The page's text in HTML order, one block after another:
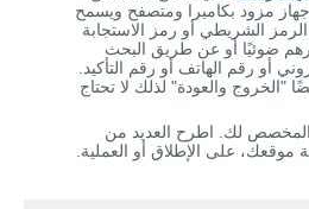
جهاز مزود بكاميرا ومتصفح ويسمح
الشريطي أو رمز الاستجابة
ضوئيًا أو عن طريق البحث
أو رقم الهاتف أو رقم التأكيد.
"الخروج والعودة" لذلك لا تحتاج
لك. اطرح العديد من
على الإطلاق أو العملية.